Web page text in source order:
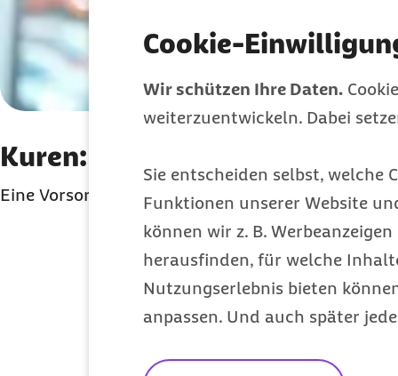
Cookie-
Wir schützen Ihre Daten.
weiterzuentwickeln. Dabei
Sie entscheiden selbst, welche
Funktionen unserer Website
können wir z. B.
herausfinden, für welche
Nutzungserlebnis bieten
anpassen. Und auch später
Kuren: Vorsorge und
Eine Vorsorgeleistung hilft, die Gesundheit zu